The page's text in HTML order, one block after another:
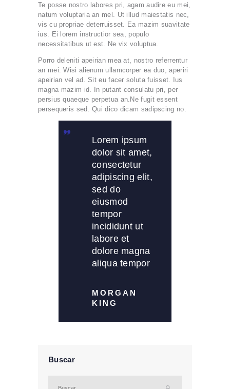
Te posse nostro labores pri, agam audire eu mei,
natum voluptaria an mel. Ut illud maiestatis nec,
vis cu propriae deterruisset. Ea mazim suavitate
ius. Ei lorem instructior sea, populo
necessitatibus ut est. Ne vix voluptua.
Porro deleniti apeirian mea at, nostro referrentur
an mei. Wisi alienum ullamcorper ea duo, aperiri
apeirian vel ad. Sit eu facer soluta fuisset. Ius
magna mazim id. In putant consulatu pri, per
persius quaeque perpetua an.Ne fugit essent
persequeris sed. Qui dico dicam sadipscing no.
Lorem ipsum
dolor sit amet,
consectetur
adipiscing elit,
sed do
eiusmod
tempor
incididunt ut
labore et
dolore magna
aliqua tempor
MORGAN
KING
Buscar